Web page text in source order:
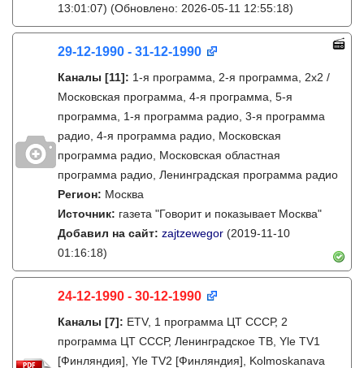
13:01:07) (Обновлено: 2026-05-11 12:55:18)
29-12-1990 - 31-12-1990
Каналы [11]: 1-я программа, 2-я программа, 2х2 /
Московская программа, 4-я программа, 5-я
программа, 1-я программа радио, 3-я программа
радио, 4-я программа радио, Московская
программа радио, Московская областная
программа радио, Ленинградская программа радио
Регион: Москва
Источник: газета "Говорит и показывает Москва"
Добавил на сайт: zajtzewegor (2019-11-10
01:16:18)
24-12-1990 - 30-12-1990
Каналы [7]: ETV, 1 программа ЦТ СССР, 2
программа ЦТ СССР, Ленинградское ТВ, Yle TV1
[Финляндия], Yle TV2 [Финляндия], Kolmoskanava